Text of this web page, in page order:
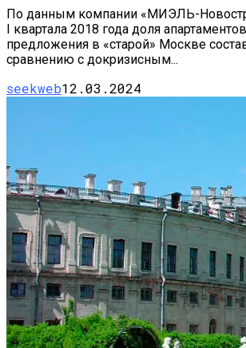
По данным компании «МИЭЛЬ-
I квартала 2018 года доля
предложения в «старой» Москве
сравнению с докризисным...
seekweb12.03.2024